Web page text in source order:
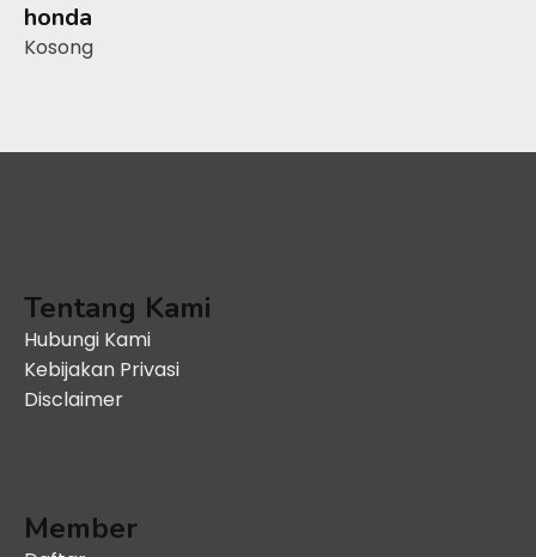
honda
Kosong
Tentang Kami
Hubungi Kami
Kebijakan Privasi
Disclaimer
Member